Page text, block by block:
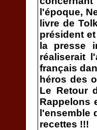
l'époque,
livre de
président
la presse
réaliserait
français
héros des
Le Retour
Rappelons
l'ensemble
recettes !!!